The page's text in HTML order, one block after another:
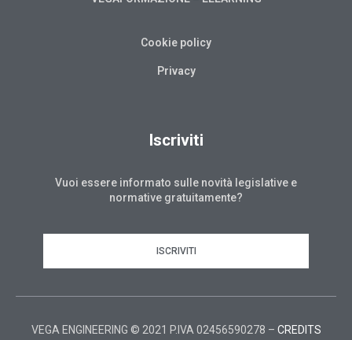
Cookie policy
Privacy
Iscriviti
Vuoi essere informato sulle novità legislative e
normative gratuitamente?
ISCRIVITI
VEGA ENGINEERING © 2021 P.IVA 02456590278 – CREDITS